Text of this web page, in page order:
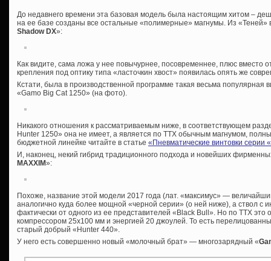
До недавнего времени эта базовая модель была настоящим хитом –
на ее базе созданы все остальные «полимерные» магнумы. Из «Теней»
Shadow DX»:
Как видите, сама ложа у нее повычурнее, посовременнее, плюс вместо
крепления под оптику типа «ласточкин хвост» появилась опять же
Кстати, была в производственной программе такая весьма популярная
«Gamo Big Cat 1250» (на фото).
Никакого отношения к рассматриваемым ниже, в соответствующем
Hunter 1250» она не имеет, а является по ТТХ обычным магнумом,
бюджетной линейке читайте в статье «Пневматические винтовки серии
И, наконец, некий гибрид традиционного подхода и новейших
MAXXIM»:
Похоже, название этой модели 2017 года (лат. «максимус» —
аналогично куда более мощной «черной серии» (о ней ниже), а ствол с
фактически от одного из ее представителей «Black Bull». Но по ТТХ это
компрессором 25х100 мм и энергией 20 джоулей. То есть
старый добрый «Hunter 440».
У него есть совершенно новый «молочный брат» — многозарядный «